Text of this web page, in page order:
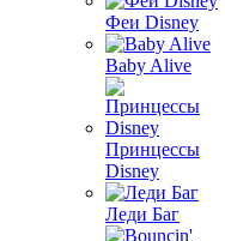
Феи Disney
Baby Alive
Принцессы
Disney
Леди Баг